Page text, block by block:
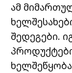
ამ
შედეგები.